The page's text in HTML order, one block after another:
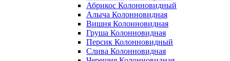
Абрикос Колонновидный
Алыча Колонновидная
Вишня Колонновидная
Груша Колонновидная
Персик Колонновидный
Слива Колонновидная